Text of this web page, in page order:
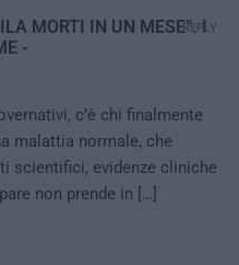
MORTI IN UN MESE”. I
-
c’è chi finalmente
malattia normale, che
scientifici, evidenze cliniche
non prende in […]
REPLY